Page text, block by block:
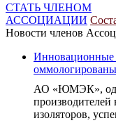
СТАТЬ ЧЛЕНОМ
АССОЦИАЦИИ
Новости членов
Инновационные
АО «ЮМЭК»,
производителей
изоляторов,